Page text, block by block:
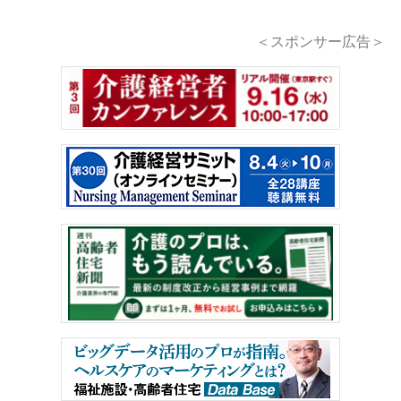
＜スポンサー広告＞